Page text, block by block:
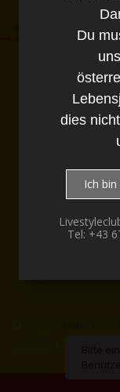
Diese
Du
18.
nicht
©
, EMail:
Du
dies
Ich
Tel: +43